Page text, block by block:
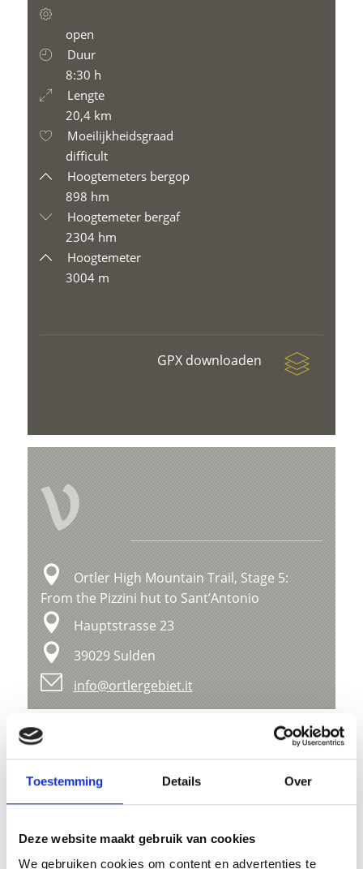
Toestemming Details Over
Deze website maakt gebruik van cookies
We gebruiken cookies om content en advertenties te
open
Duur
8:30 h
Lengte
20,4 km
Moeilijkheidsgraad
difficult
Hoogtemeters bergop
898 hm
Hoogtemeter bergaf
2304 hm
Hoogtemeter
3004 m
GPX downloaden
V
Ortler High Mountain Trail, Stage 5:
From the Pizzini hut to Sant’Antonio
Hauptstrasse 23
39029 Sulden
info@ortlergebiet.it
Ligging
Impressies